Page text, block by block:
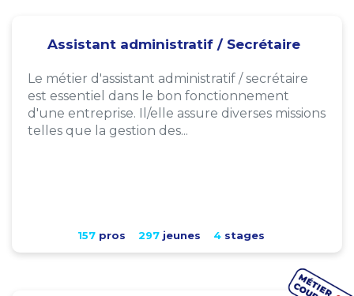
Assistant administratif / Secrétaire
Le métier d'assistant administratif / secrétaire
est essentiel dans le bon fonctionnement
d'une entreprise. Il/elle assure diverses missions
telles que la gestion des...
157pros 297jeunes 4stages